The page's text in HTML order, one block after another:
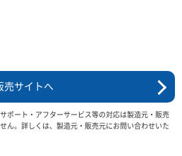
売サイトへ
ポート・アフターサービス等の対応は製造元・販売
ん。詳しくは、製造元・販売元にお問い合わせいた